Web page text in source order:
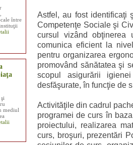
între
mediul
Astfel, au fost identificaţi
Competenţe Sociale şi
cursul vizând obţinerea
comunica eficient la
pentru organizarea
promovând sănătatea şi
scopul asigurării
desfăşurate, în funcţie de
Activităţile din cadrul
programei de curs în
proiectului, realizarea
curs, broşuri, prezentări